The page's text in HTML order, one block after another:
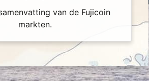
van de Fujicoin
markten.